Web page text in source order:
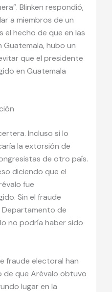
Blinken respondió,
a miembros de un
el hecho de que en las
hubo un
que el presidente
en Guatemala
Incluso si lo
la extorsión de
de otro país.
diciendo que el
fue
Sin el fraude
de
no podría haber sido
fraude electoral han
de que Arévalo obtuvo
lugar en la